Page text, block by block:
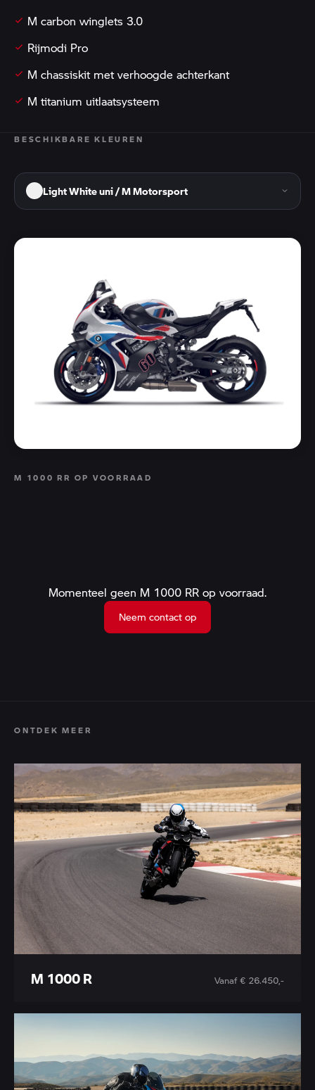
M carbon winglets 3.0
Rijmodi Pro
M chassiskit met verhoogde achterkant
M titanium uitlaatsysteem
BESCHIKBARE KLEUREN
M 1000 RR OP VOORRAAD
Momenteel geen M 1000 RR op voorraad.
Neem contact op
ONTDEK MEER
M 1000 R Vanaf € 26.450,-